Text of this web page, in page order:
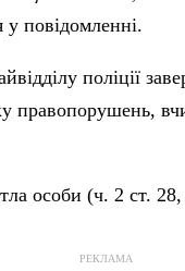
у повідомленні.
поліції
правопорушень,
особи (ч. 2 ст.
РЕКЛАМА